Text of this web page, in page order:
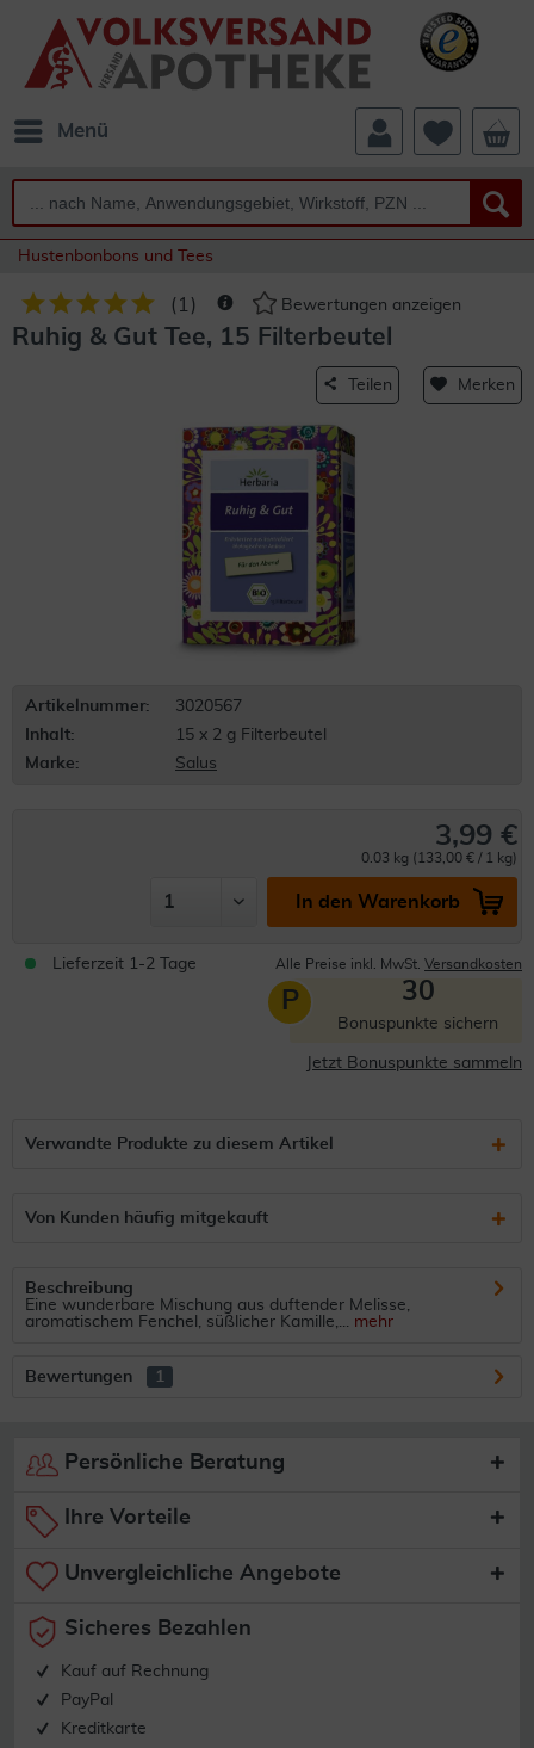
Menü
Hustenbonbons und Tees
( 1 ) Bewertungen anzeigen
Ruhig & Gut Tee, 15 Filterbeutel
Teilen Merken
Artikelnummer:
3020567
Inhalt:
15 x 2 g Filterbeutel
Marke:
Salus
3,99 €
0.03 kg (133,00 € / 1 kg)
In den Warenkorb
Lieferzeit 1-2 Tage Alle Preise inkl. MwSt. Versandkosten
P 30
Bonuspunkte sichern
Jetzt Bonuspunkte sammeln
Verwandte Produkte zu diesem Artikel
Von Kunden häufig mitgekauft
Beschreibung
Eine wunderbare Mischung aus duftender Melisse,
aromatischem Fenchel, süßlicher Kamille,... mehr
Bewertungen 1
Persönliche Beratung
Ihre Vorteile
Unvergleichliche Angebote
Sicheres Bezahlen
Kauf auf Rechnung
PayPal
Kreditkarte